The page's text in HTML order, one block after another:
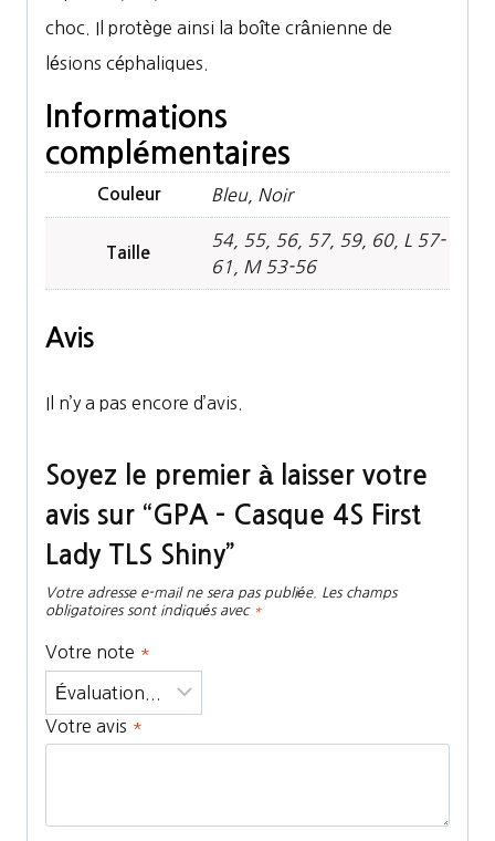
choc. Il protège ainsi la boîte crânienne de
lésions céphaliques.
Informations
complémentaires
Couleur Bleu, Noir
Taille
54, 55, 56, 57, 59, 60, L 57-
61, M 53-56
Avis
Il n’y a pas encore d’avis.
Soyez le premier à laisser votre
avis sur “GPA – Casque 4S First
Lady TLS Shiny”
Votre adresse e-mail ne sera pas publiée.
Les champs
obligatoires sont indiqués avec *
Votre note *
Votre avis *